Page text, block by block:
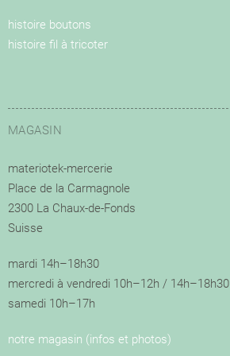
histoire boutons
histoire fil à tricoter
MAGASIN
materiotek-mercerie
Place de la Carmagnole
2300 La Chaux-de-Fonds
Suisse
mardi 14h–18h30
mercredi à vendredi 10h–12h / 14h–18h30
samedi 10h–17h
notre magasin (infos et photos)